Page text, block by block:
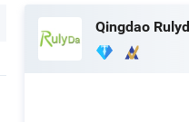
ВОПРОСЫ